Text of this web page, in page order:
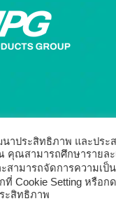
นาประสิทธิภาพ และปร
คุณสามารถศึกษารายละ
สามารถจัดการความเป็
Cookie Setting หรือกด
ะสิทธิภาพ